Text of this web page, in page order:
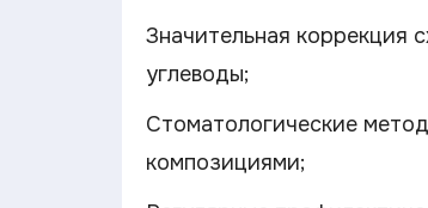
Значительная коррекция
углеводы;
Стоматологические
композициями;